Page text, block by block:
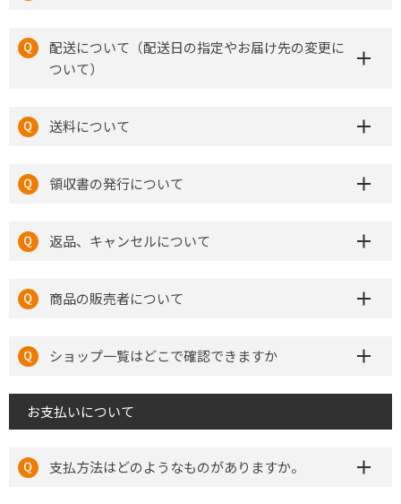
配送について（配送日の指定やお届け先の変更に
ついて）
送料について
領収書の発行について
返品、キャンセルについて
商品の販売者について
ショップ一覧はどこで確認できますか
お支払いについて
支払方法はどのようなものがありますか。